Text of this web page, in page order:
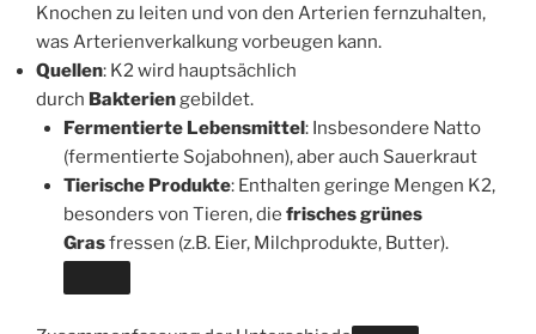
Knochen zu leiten und von den Arterien fernzuhalten,
was Arterienverkalkung vorbeugen kann.
Quellen: K2 wird hauptsächlich
durch Bakteriengebildet.
Fermentierte Lebensmittel: Insbesondere Natto
(fermentierte Sojabohnen), aber auch Sauerkraut
Tierische Produkte: Enthalten geringe Mengen K2,
besonders von Tieren, die frisches grünes
Grasfressen (z.B. Eier, Milchprodukte, Butter).